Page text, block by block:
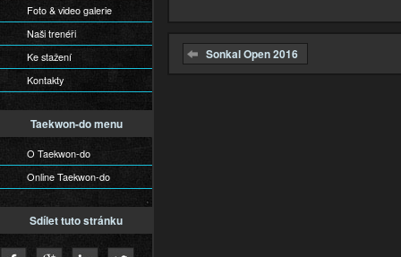
Foto & video galerie
Naši trenéři
Ke stažení
Kontakty
Taekwon-do menu
O Taekwon-do
Online Taekwon-do
Sdílet tuto stránku
Sonkal Open 2016